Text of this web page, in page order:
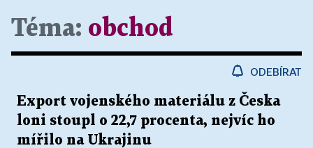
Téma: obchod
ODEBÍRAT
Export vojenského materiálu z Česka
loni stoupl o 22,7 procenta, nejvíc ho
mířilo na Ukrajinu